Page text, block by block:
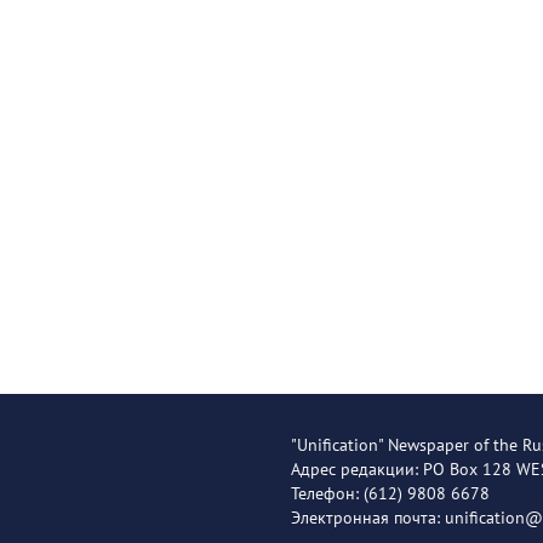
"Unification" Newspaper of the
Адрес редакции: PO Box 128
Телефон: (612) 9808 6678
Электронная почта: